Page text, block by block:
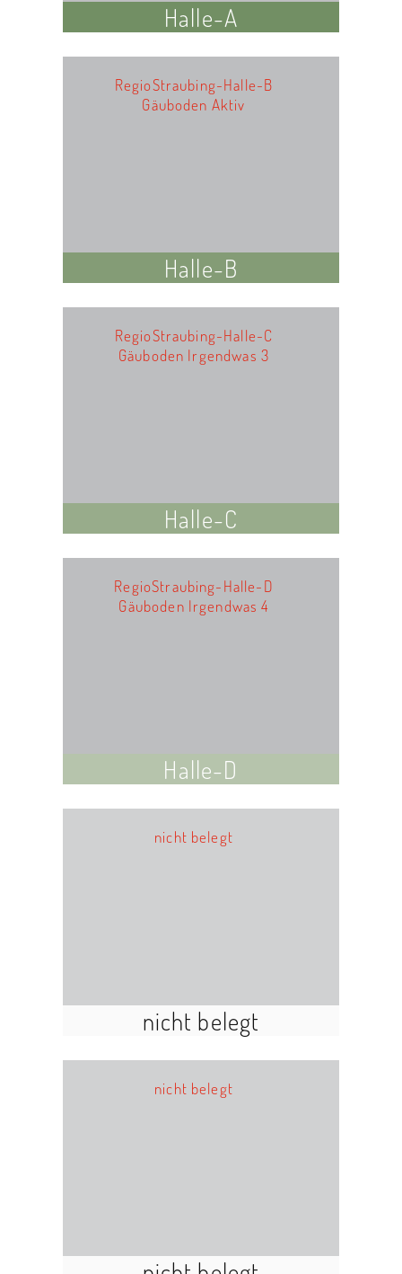
Halle-A
RegioStraubing-Halle-B
Gäuboden Aktiv
Halle-B
RegioStraubing-Halle-C
Gäuboden Irgendwas 3
Halle-C
RegioStraubing-Halle-D
Gäuboden Irgendwas 4
Halle-D
nicht belegt
nicht belegt
nicht belegt